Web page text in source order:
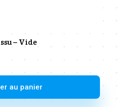
– Vide
au panier